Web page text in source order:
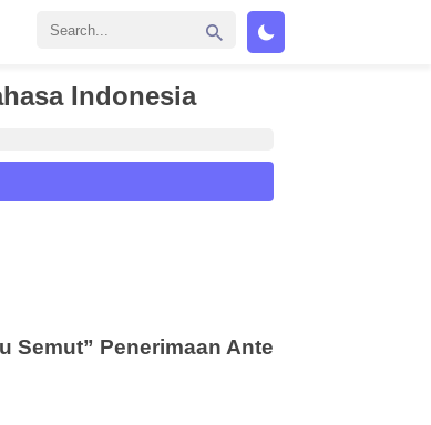
Indonesia
Semut” Penerimaan Ante